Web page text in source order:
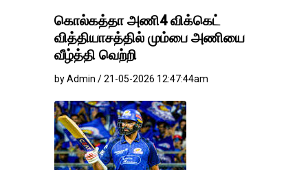
கொல்கத்தா அணி4 விக்கெட்
வித்தியாசத்தில் மும்பை அணியை
வீழ்த்தி வெற்றி
by Admin / 21-05-2026 12:47:44am